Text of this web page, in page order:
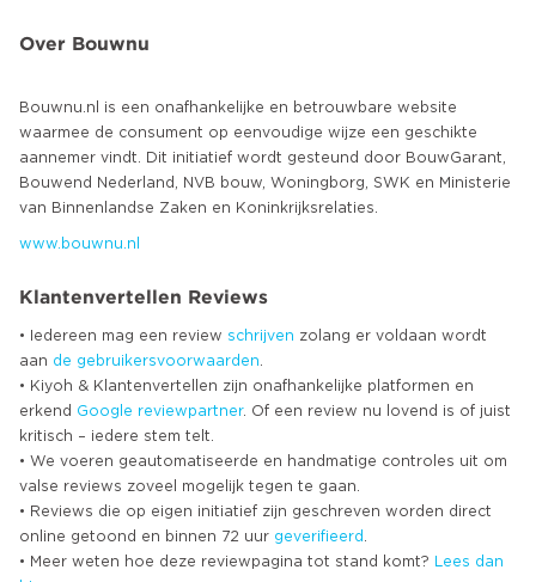
Over Bouwnu
Bouwnu.nl is een onafhankelijke en betrouwbare website
waarmee de consument op eenvoudige wijze een geschikte
aannemer vindt. Dit initiatief wordt gesteund door BouwGarant,
Bouwend Nederland, NVB bouw, Woningborg, SWK en Ministerie
www.bouwnu.nl
Klantenvertellen Reviews
• Iedereen mag een review schrijven zolang er voldaan wordt
aan de gebruikersvoorwaarden
• Kiyoh & Klantenvertellen zijn onafhankelijke platformen en
erkend Google reviewpartner. Of een review nu lovend is of juist
kritisch – iedere stem telt.
• We voeren geautomatiseerde en handmatige controles uit om
valse reviews zoveel mogelijk tegen te gaan.
• Reviews die op eigen initiatief zijn geschreven worden direct
online getoond en binnen 72 uur geverifieerd
• Meer weten hoe deze reviewpagina tot stand komt?
Lees dan